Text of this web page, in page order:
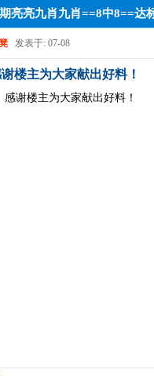
亮亮九肖九肖==8中8==达
发表于: 07-08
楼主为大家献出好料！
感谢楼主为大家献出好料！